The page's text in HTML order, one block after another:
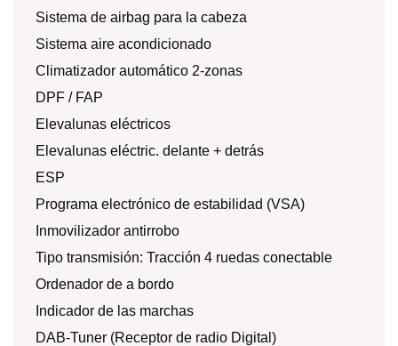
Sistema de airbag para la cabeza
Sistema aire acondicionado
Climatizador automático 2-zonas
DPF / FAP
Elevalunas eléctricos
Elevalunas eléctric. delante + detrás
ESP
Programa electrónico de estabilidad (VSA)
Inmovilizador antirrobo
Tipo transmisión: Tracción 4 ruedas conectable
Ordenador de a bordo
Indicador de las marchas
DAB-Tuner (Receptor de radio Digital)